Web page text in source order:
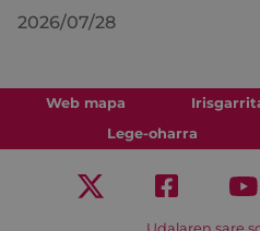
2026/07/28
Web mapa
Lege-oharra